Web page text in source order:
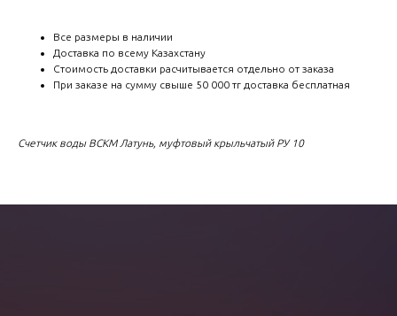
Все размеры в наличии
Доставка по всему Казахстану
Стоимость доставки расчитывается отдельно от заказа
При заказе на сумму свыше 50 000 тг доставка бесплатная
Счетчик воды ВСКМ Латунь, муфтовый крыльчатый РУ 10